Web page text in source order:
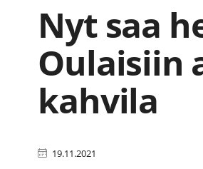
Nyt saa
Oulaisiin
kahvila
19.11.2021